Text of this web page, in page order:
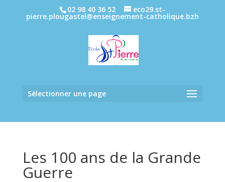
02 98 40 36 52 eco29.st-
pierre.plougastel@enseignement-catholique.bzh
Sélectionner une page
Les 100 ans de la Grande
Guerre